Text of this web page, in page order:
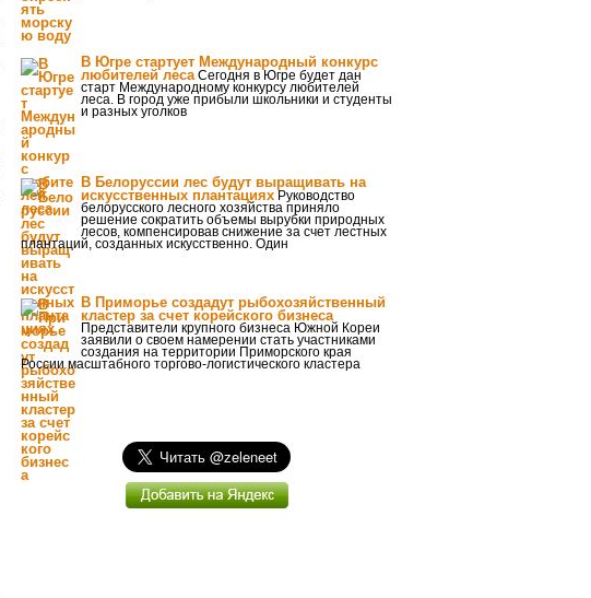
В Югре стартует Международный конкурс
любителей лесаСегодня в Югре будет дан
старт Международному конкурсу любителей
леса. В город уже прибыли школьники и студенты
и разных уголков
В Белоруссии лес будут выращивать на
искусственных плантациях Руководство
белорусского лесного хозяйства приняло
решение сократить объемы вырубки природных
лесов, компенсировав снижение за счет лестных
плантаций, созданных искусственно. Один
В Приморье создадут рыбохозяйственный
кластер за счет корейского бизнеса
Представители крупного бизнеса Южной Кореи
заявили о своем намерении стать участниками
создания на территории Приморского края
России масштабного торгово-логистического кластера